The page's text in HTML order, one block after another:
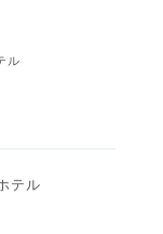
ル
テル